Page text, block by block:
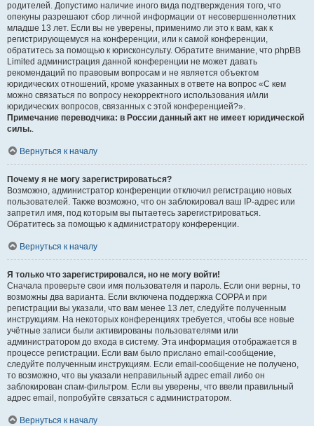
родителей. Допустимо наличие иного вида подтверждения того, что
опекуны разрешают сбор личной информации от несовершеннолетних
младше 13 лет. Если вы не уверены, применимо ли это к вам, как к
регистрирующемуся на конференции, или к самой конференции,
обратитесь за помощью к юрисконсульту. Обратите внимание, что phpBB
Limited администрация данной конференции не может давать
рекомендаций по правовым вопросам и не является объектом
юридических отношений, кроме указанных в ответе на вопрос «С кем
можно связаться по вопросу некорректного использования и/или
юридических вопросов, связанных с этой конференцией?».
Примечание переводчика: в России данный акт не имеет юридической
силы..
Вернуться к началу
Почему я не могу зарегистрироваться?
Возможно, администратор конференции отключил регистрацию новых
пользователей. Также возможно, что он заблокировал ваш IP-адрес или
запретил имя, под которым вы пытаетесь зарегистрироваться.
Обратитесь за помощью к администратору конференции.
Вернуться к началу
Я только что зарегистрировался, но не могу войти!
Сначала проверьте свои имя пользователя и пароль. Если они верны, то
возможны два варианта. Если включена поддержка COPPA и при
регистрации вы указали, что вам менее 13 лет, следуйте полученным
инструкциям. На некоторых конференциях требуется, чтобы все новые
учётные записи были активированы пользователями или
администратором до входа в систему. Эта информация отображается в
процессе регистрации. Если вам было прислано email-сообщение,
следуйте полученным инструкциям. Если email-сообщение не получено,
то возможно, что вы указали неправильный адрес email либо он
заблокирован спам-фильтром. Если вы уверены, что ввели правильный
адрес email, попробуйте связаться с администратором.
Вернуться к началу